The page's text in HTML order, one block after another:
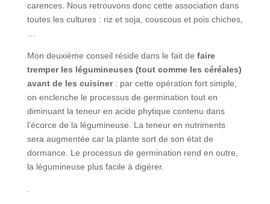
carences. Nous retrouvons donc cette association dans
toutes les cultures : riz et soja, couscous et pois chiches,
Mon deuxième conseil réside dans le fait de faire
tremper les légumineuses (tout comme les céréales)
avant de les cuisiner: par cette opération fort simple,
on enclenche le processus de germination tout en
diminuant la teneur en acide phytique contenu dans
l’écorce de la légumineuse. La teneur en nutriments
sera augmentée car la plante sort de son état de
dormance. Le processus de germination rend en outre,
la légumineuse plus facile à digérer.